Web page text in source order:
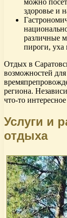
здоровье и
различные
пироги, уха
Отдых в
возможностей
региона.
что-то
Услуги и
отдыха